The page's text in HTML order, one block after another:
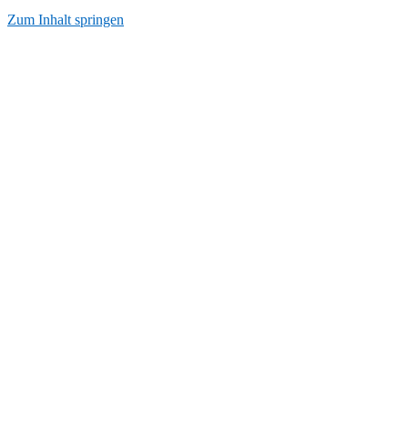
Zum Inhalt springen